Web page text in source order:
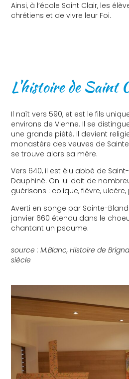
Ainsi, à l’école Saint Clair, les
chrétiens et de vivre leur Foi.
L'histoire de Saint
Il naît vers 590, et est le fils
environs de Vienne. Il se
une grande piété. Il devient
monastère des veuves de
se trouve alors sa mère.
Vers 640, il est élu abbé de
Dauphiné. On lui doit de
guérisons : colique, fièvre,
Averti en songe par Sainte-
janvier 660 étendu dans le
chantant un psaume.
source : M.Blanc,Histoire de
siècle